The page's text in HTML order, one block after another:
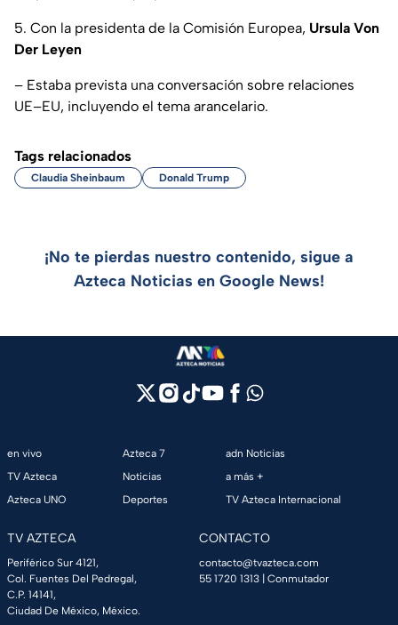
5. Con la presidenta de la Comisión Europea, Ursula Von
Der Leyen
– Estaba prevista una conversación sobre relaciones
UE–EU, incluyendo el tema arancelario.
Tags relacionados
Claudia Sheinbaum Donald Trump
¡No te pierdas nuestro contenido, sigue a
Azteca Noticias en Google News!
en vivo
TV Azteca
Azteca UNO
Azteca 7
Noticias
Deportes
adn Noticias
a más +
TV Azteca Internacional
TV AZTECA
Periférico Sur 4121,
Col. Fuentes Del Pedregal,
C.P. 14141,
Ciudad De México, México.
CONTACTO
contacto@tvazteca.com
55 1720 1313 | Conmutador